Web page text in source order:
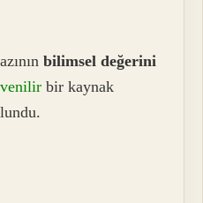
bilimsel değerini
bir kaynak